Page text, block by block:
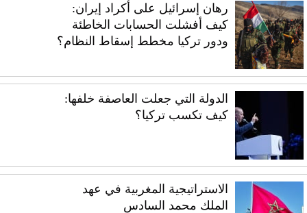
رهان إسرائيل على أكراد إيران:
كيف أفشلت الحسابات الخاطئة
ودور تركيا مخطط إسقاط النظام؟
الدولة التي جعلت العاصفة خلفها:
كيف تكسب تركيا؟
الاستراتيجية المغربية في عهد
الملك محمد السادس